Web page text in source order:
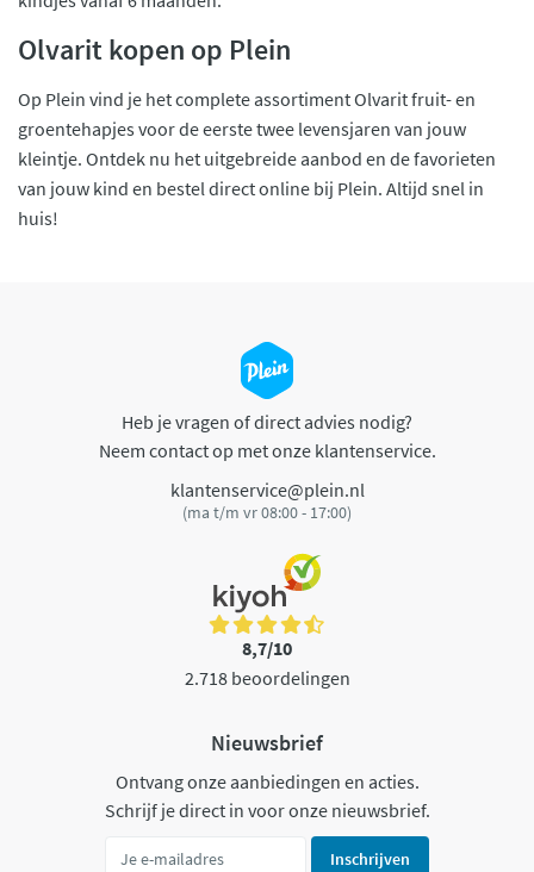
Olvarit kopen op Plein
Op Plein vind je het complete assortiment Olvarit fruit- en
groentehapjes voor de eerste twee levensjaren van jouw
kleintje. Ontdek nu het uitgebreide aanbod en de favorieten
van jouw kind en bestel direct online bij Plein. Altijd snel in
huis!
Heb je vragen of direct advies nodig?
Neem contact op met onze klantenservice.
klantenservice@plein.nl
(ma t/m vr 08:00 - 17:00)
8,7/10
2.718 beoordelingen
Nieuwsbrief
Ontvang onze aanbiedingen en acties.
Schrijf je direct in voor onze nieuwsbrief.
Inschrijven